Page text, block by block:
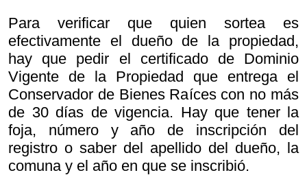
Para verificar que quien sortea es
efectivamente el dueño de la propiedad,
hay que pedir el certificado de Dominio
Vigente de la Propiedad que entrega el
Conservador de Bienes Raíces con no más
de 30 días de vigencia. Hay que tener la
foja, número y año de inscripción del
registro o saber del apellido del dueño, la
comuna y el año en que se inscribió.